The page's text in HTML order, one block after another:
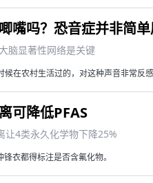
嘴吗？恐音症并非简
脑显著性网络是关键
候在农村生活过的，对这种声音非常反
可降低PFAS
让4类永久化学物下降25%
锋衣都得标注是否含氟化物。